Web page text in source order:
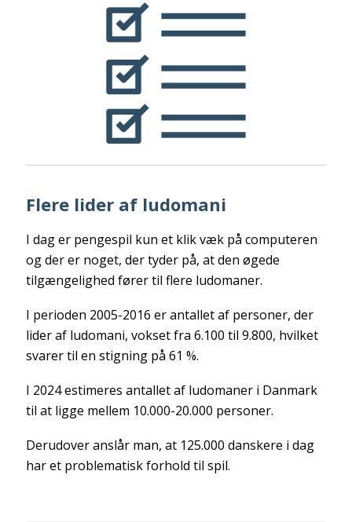
Flere lider af ludomani
I dag er pengespil kun et klik væk på computeren
og der er noget, der tyder på, at den øgede
tilgængelighed fører til flere ludomaner.
I perioden 2005-2016 er antallet af personer, der
lider af ludomani, vokset fra 6.100 til 9.800, hvilket
svarer til en stigning på 61 %.
I 2024 estimeres antallet af ludomaner i Danmark
til at ligge mellem 10.000-20.000 personer.
Derudover anslår man, at 125.000 danskere i dag
har et problematisk forhold til spil.